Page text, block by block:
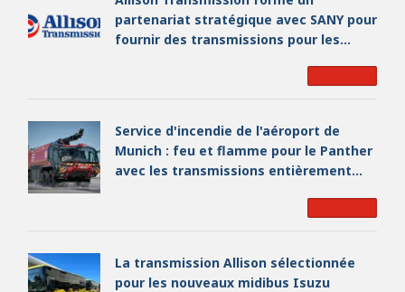
partenariat stratégique avec SANY pour
fournir des transmissions pour les
Service d'incendie de l'aéroport de
Munich : feu et flamme pour le Panther
avec les transmissions entièrement
La transmission Allison sélectionnée
pour les nouveaux midibus Isuzu